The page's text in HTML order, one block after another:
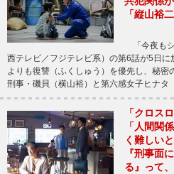
「縦山裕
「今夜も
西テレビ／フジテレビ系）の第6話が5日
よりも復讐（ふくしゅう）を優先し、秘
刑事・磯貝（横山裕）と第六感女子ヒナ
「クロス
「人間関
く難しい
『刑事面
る』って